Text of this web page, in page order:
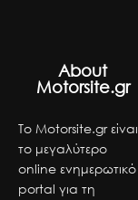
About
Motorsite.gr
Το Motorsite.gr είναι
το μεγαλύτερο
online ενημερωτικό
portal για τη